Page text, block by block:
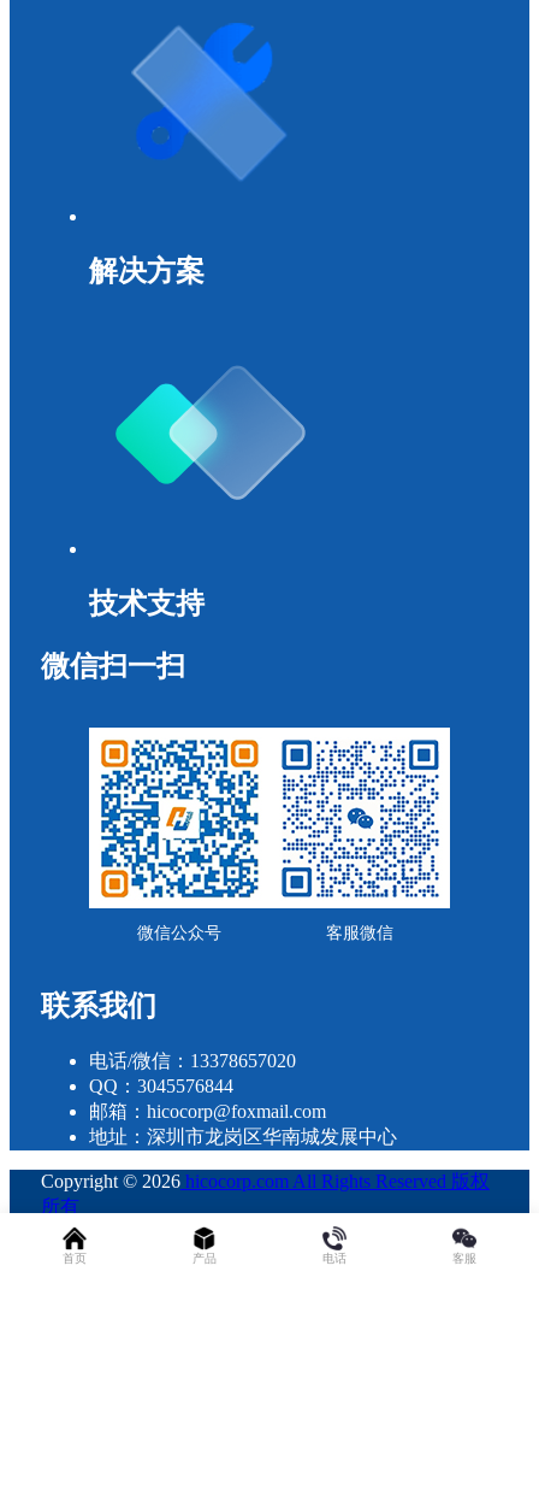
解决方案
技术支持
微信扫一扫
微信公众号 客服微信
联系我们
电话/微信：13378657020
QQ：3045576844
邮箱：hicocorp@foxmail.com
地址：深圳市龙岗区华南城发展中心
Copyright © 2026hicocorp.com All Rights Reserved 版权
所有
粤ICP备2023109800号
查询 28 次，耗时 0.2579 秒
首页 产品 电话 客服